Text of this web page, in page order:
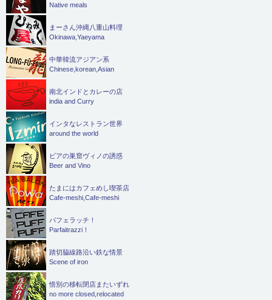
Native meals
まーさん沖縄八重山料理
Okinawa,Yaeyama
中華韓流アジアン系
Chinese,korean,Asian
南北インドとカレーの店
india and Curry
インタなレストラン世界
around the world
ビアの巣窟ヴィノの誘惑
Beer and Vino
たまにはカフェめし喫茶店
Cafe-meshi,Cafe-meshi
パフェラッチ！
Parfaitrazzi！
踏切脇線路沿い鉄な情景
Scene of iron
惜別の移転閉店またいずれ
no more closed,relocated